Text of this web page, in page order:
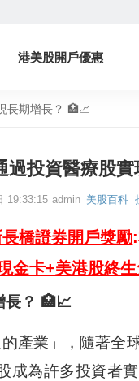
港美股開戶優惠
長期增長？ 🏥📈
過投資醫療股
19:33:15 admin 美股百科
橋證券開戶獎勵
金卡+美港股終
長？ 🏥📈
產業」，隨著全
成為許多投資者